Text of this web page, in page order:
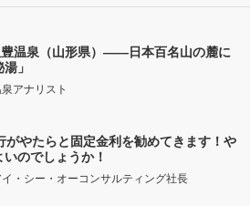
温泉（山形県）――日本百名山の麓に
」
アナリスト
がやたらと固定金利を勧めてきます！や
のでしょうか！
・シー・オーコンサルティング社長